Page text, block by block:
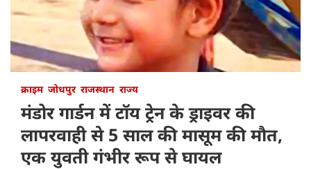
क्राइम जोधपुर राजस्थान राज्य
मंडोर गार्डन में टॉय ट्रेन के ड्राइवर की
लापरवाही से 5 साल की मासूम की मौत,
एक युवती गंभीर रूप से घायल